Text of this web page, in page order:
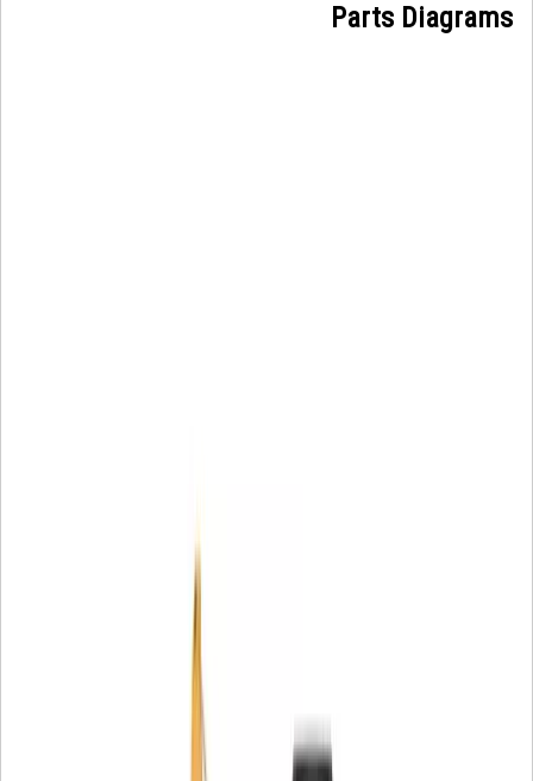
Parts Diagrams